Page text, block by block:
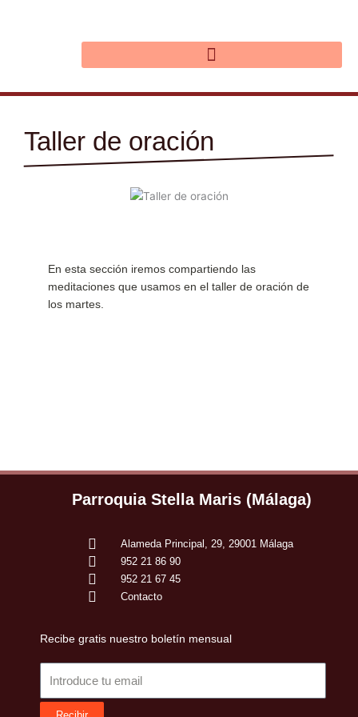
Taller de oración
En esta sección iremos compartiendo las
meditaciones que usamos en el taller de oración de
los martes.
Parroquia Stella Maris (Málaga)
Alameda Principal, 29, 29001 Málaga
952 21 86 90
952 21 67 45
Contacto
Recibe gratis nuestro boletín mensual